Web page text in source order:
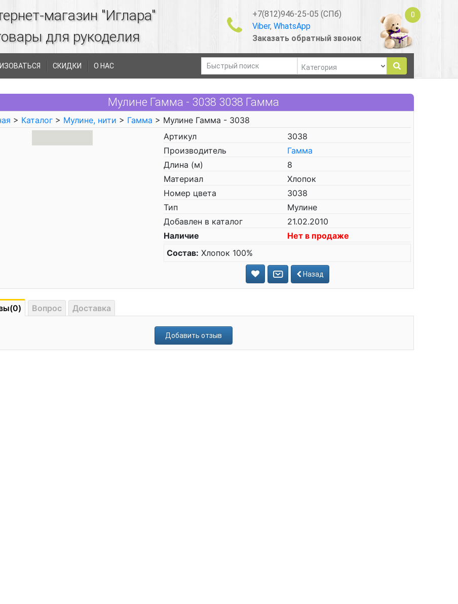
магазин "Иглара"
для рукоделия
+7(812)946-25-05 (СПб)
Viber, WhatsApp
Заказать обратный звонок
0
СКИДКИ О НАС
Мулине Гамма - 3038 3038 Гамма
> Каталог > Мулине, нити > Гамма > Мулине Гамма - 3038
Артикул
3038
Производитель
Гамма
Длина (м)
8
Материал
Хлопок
Номер цвета
3038
Тип
Мулине
Добавлен в каталог
21.02.2010
Наличие
Нет в продаже
Состав: Хлопок 100%
Назад
Вопрос Доставка
Добавить отзыв